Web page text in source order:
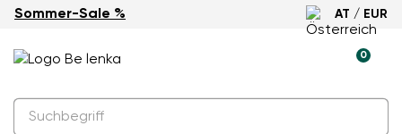
Sommer-Sale % AT / EUR
0